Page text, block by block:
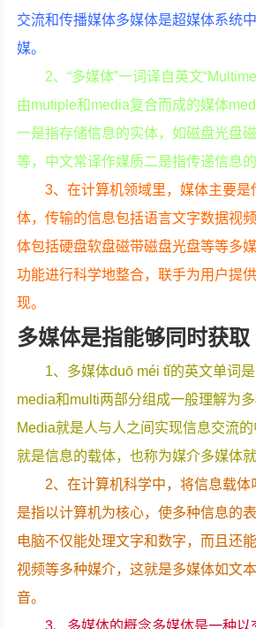
交流和传播媒体多媒体是超媒体系统
媒。
2、“多媒体”一词译自英文
由mutiple和media复合而成的媒体
一是指存储信息的实体，如磁盘光盘
等，中文常译作媒质二是指传递信息
3、在计算机领域里，媒体主要
体，传输的信息包括语言文字数据视
体包括硬盘软盘磁带磁盘光盘等等多
功能进行科学地整合，联手为用户提
现。
多媒体是指能够同时获取
1、多媒体duō méi tǐ的英文单词
media和multi两部分组成一般理解为
Media就是人与人之间实现信息交流的
就是信息的载体，也称为媒介多媒体
2、在计算机科学中，将信息载
是指以计算机为核心，使多种信息的
电脑不仅能处理文字和数字，而且还
视频等多种媒介，这就是多媒体如文
音。
3、多媒体的概念多媒体是一种